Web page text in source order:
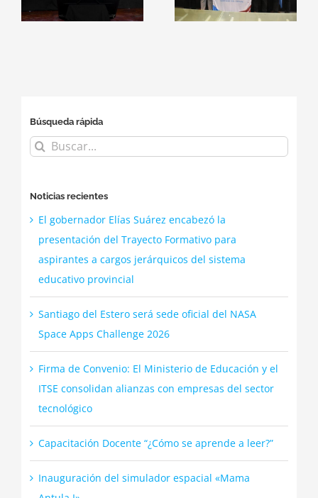
Apps
alianzas con
Búsqueda rápida
Buscar:
Noticias recientes
El gobernador Elías Suárez encabezó la
presentación del Trayecto Formativo para
aspirantes a cargos jerárquicos del sistema
educativo provincial
Santiago del Estero será sede oficial del NASA
Space Apps Challenge 2026
Firma de Convenio: El Ministerio de Educación y el
ITSE consolidan alianzas con empresas del sector
tecnológico
Capacitación Docente “¿Cómo se aprende a leer?”
Inauguración del simulador espacial «Mama